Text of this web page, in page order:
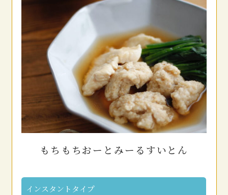
もちもちおーとみーるすいとん
インスタントタイプ